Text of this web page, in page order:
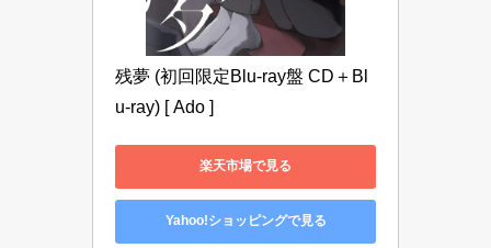
残夢 (初回限定Blu-ray盤 CD＋Bl
u-ray) [ Ado ]
楽天市場で見る
Yahoo!ショッピングで見る